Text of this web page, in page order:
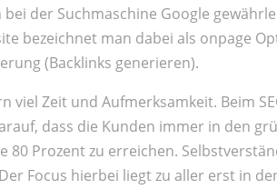
der Suchmaschine Google
bezeichnet man dabei als onpage
(Backlinks generieren).
viel Zeit und Aufmerksamkeit. Beim
dass die Kunden immer in den
80 Prozent zu erreichen.
Focus hierbei liegt zu aller erst in